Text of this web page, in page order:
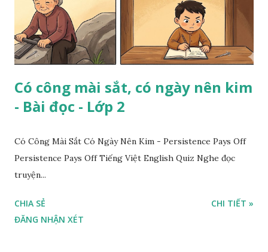
Có công mài sắt, có ngày nên kim
- Bài đọc - Lớp 2
Có Công Mài Sắt Có Ngày Nên Kim - Persistence Pays Off
Persistence Pays Off Tiếng Việt English Quiz Nghe đọc
truyện...
CHIA SẺ
ĐĂNG NHẬN XÉT
CHI TIẾT »